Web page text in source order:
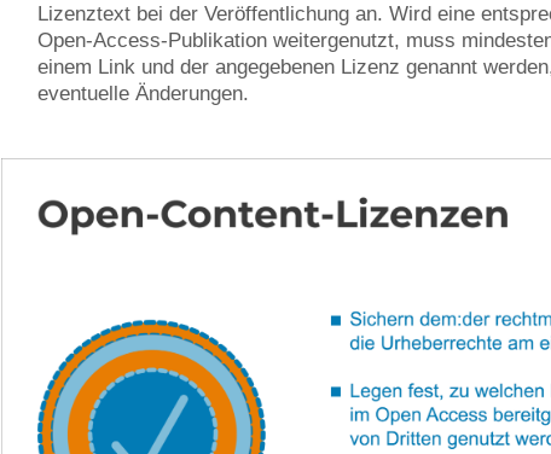
Lizenztext bei der Veröffentlichung an. Wird eine
Open-Access-Publikation weitergenutzt, muss
einem Link und der angegebenen Lizenz genannt
eventuelle Änderungen.